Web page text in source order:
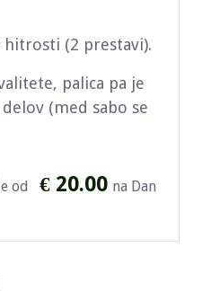
hitrosti (2 prestavi).
palica pa je
(med sabo se
od € 20.00 na Dan